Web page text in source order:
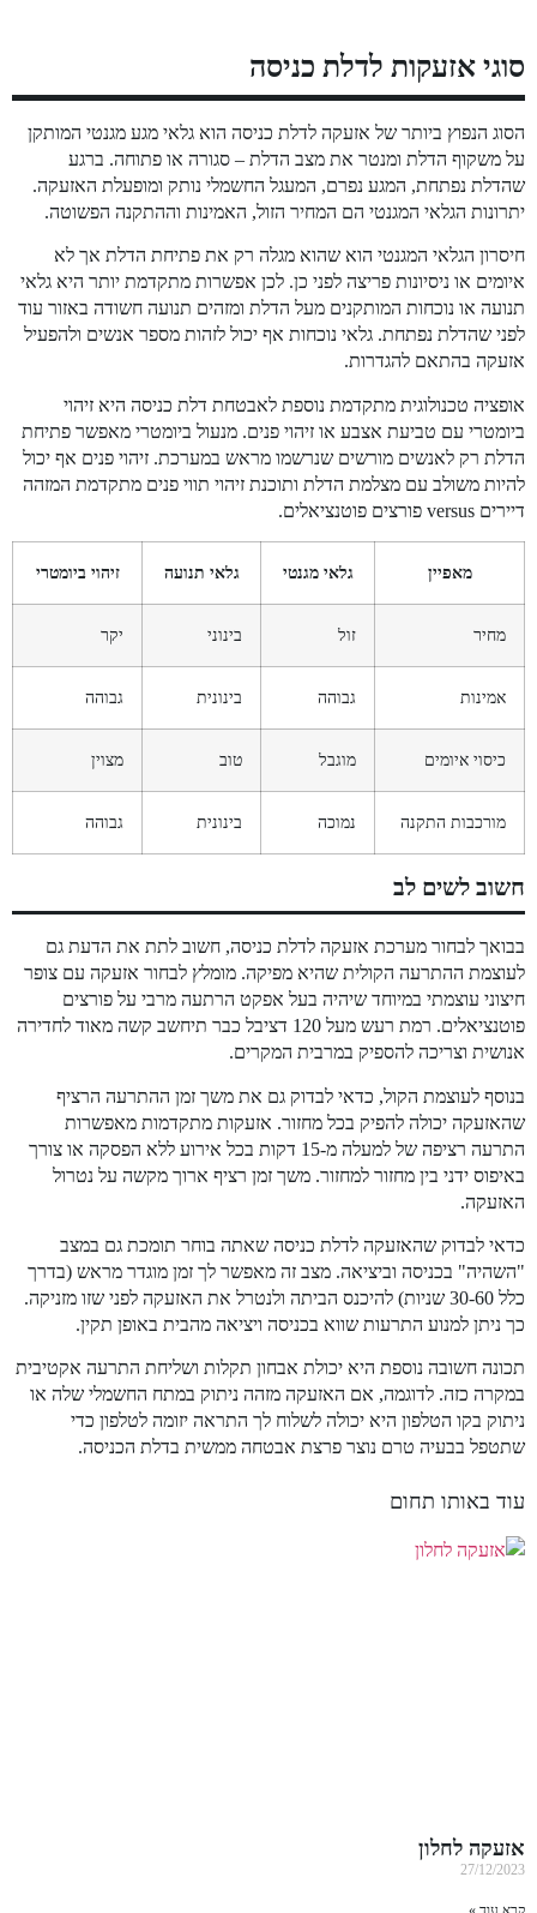
סוגי אזעקות לדלת כניסה
הסוג הנפוץ ביותר של אזעקה לדלת כניסה הוא גלאי מגע מגנטי המותקן
על משקוף הדלת ומנטר את מצב הדלת – סגורה או פתוחה. ברגע
שהדלת נפתחת, המגע נפרם, המעגל החשמלי נותק ומופעלת האזעקה.
יתרונות הגלאי המגנטי הם המחיר הזול, האמינות וההתקנה הפשוטה.
חיסרון הגלאי המגנטי הוא שהוא מגלה רק את פתיחת הדלת אך לא
איומים או ניסיונות פריצה לפני כן. לכן אפשרות מתקדמת יותר היא גלאי
תנועה או נוכחות המותקנים מעל הדלת ומזהים תנועה חשודה באזור עוד
לפני שהדלת נפתחת. גלאי נוכחות אף יכול לזהות מספר אנשים ולהפעיל
אזעקה בהתאם להגדרות.
אופציה טכנולוגית מתקדמת נוספת לאבטחת דלת כניסה היא זיהוי
ביומטרי עם טביעת אצבע או זיהוי פנים. מנעול ביומטרי מאפשר פתיחת
הדלת רק לאנשים מורשים שנרשמו מראש במערכת. זיהוי פנים אף יכול
להיות משולב עם מצלמת הדלת ותוכנת זיהוי תווי פנים מתקדמת המזהה
דיירים versus פורצים פוטנציאלים.
מאפיין גלאי מגנטי גלאי תנועה זיהוי ביומטרי
מחיר זול בינוני יקר
אמינות גבוהה בינונית גבוהה
כיסוי איומים מוגבל טוב מצוין
מורכבות התקנה נמוכה בינונית גבוהה
חשוב לשים לב
בבואך לבחור מערכת אזעקה לדלת כניסה, חשוב לתת את הדעת גם
לעוצמת ההתרעה הקולית שהיא מפיקה. מומלץ לבחור אזעקה עם צופר
חיצוני עוצמתי במיוחד שיהיה בעל אפקט הרתעה מרבי על פורצים
פוטנציאלים. רמת רעש מעל 120 דציבל כבר תיחשב קשה מאוד לחדירה
אנושית וצריכה להספיק במרבית המקרים.
בנוסף לעוצמת הקול, כדאי לבדוק גם את משך זמן ההתרעה הרציף
שהאזעקה יכולה להפיק בכל מחזור. אזעקות מתקדמות מאפשרות
התרעה רציפה של למעלה מ-15 דקות בכל אירוע ללא הפסקה או צורך
באיפוס ידני בין מחזור למחזור. משך זמן רציף ארוך מקשה על נטרול
האזעקה.
כדאי לבדוק שהאזעקה לדלת כניסה שאתה בוחר תומכת גם במצב
"השהיה" בכניסה וביציאה. מצב זה מאפשר לך זמן מוגדר מראש (בדרך
כלל 30-60 שניות) להיכנס הביתה ולנטרל את האזעקה לפני שזו מזניקה.
כך ניתן למנוע התרעות שווא בכניסה ויציאה מהבית באופן תקין.
תכונה חשובה נוספת היא יכולת אבחון תקלות ושליחת התרעה אקטיבית
במקרה כזה. לדוגמה, אם האזעקה מזהה ניתוק במתח החשמלי שלה או
ניתוק בקו הטלפון היא יכולה לשלוח לך התראה יזומה לטלפון כדי
שתטפל בבעיה טרם נוצר פרצת אבטחה ממשית בדלת הכניסה.
עוד באותו תחום
אזעקה לחלון
27/12/2023